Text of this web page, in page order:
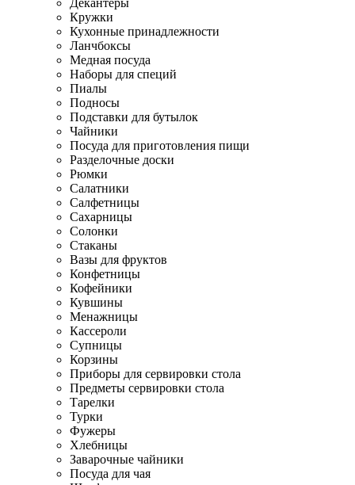
Декантеры
Кружки
Кухонные принадлежности
Ланчбоксы
Медная посуда
Наборы для специй
Пиалы
Подносы
Подставки для бутылок
Чайники
Посуда для приготовления пищи
Разделочные доски
Рюмки
Салатники
Салфетницы
Сахарницы
Солонки
Стаканы
Вазы для фруктов
Конфетницы
Кофейники
Кувшины
Менажницы
Кассероли
Супницы
Корзины
Приборы для сервировки стола
Предметы сервировки стола
Тарелки
Турки
Фужеры
Хлебницы
Заварочные чайники
Посуда для чая